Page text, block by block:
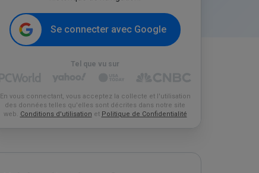
Se connecter avec Google
Tel que vu sur
En vous connectant, vous acceptez la collecte et l'utilisation
des données telles qu'elles sont décrites dans notre site
web. Conditions d'utilisation et Politique de Confidentialité